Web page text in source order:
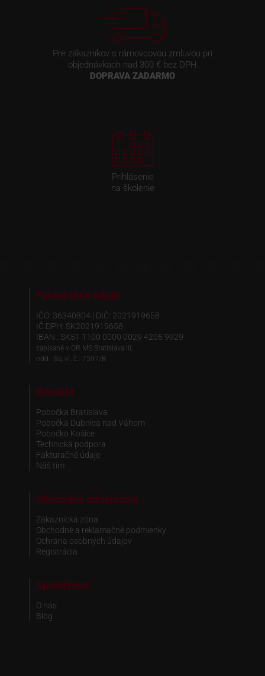
Pre zákazníkov s rámovcovou zmluvou pri
objednávkach nad 300 € bez DPH
DOPRAVA ZADARMO
Prihlásenie
na školenie
Fakturačné údaje
IČO: 36340804 | DIČ: 2021919658
IČ DPH: SK2021919658
IBAN : SK51 1100 0000 0029 4205 9929
zapísané v OR MS Bratislava III,
odd.: Sa, vl. č.: 7597/B
Kontakt
Pobočka Bratislava
Pobočka Dubnica nad Váhom
Pobočka Košice
Technická podpora
Fakturačné údaje
Náš tím
Obchodné informácie
Zákaznická zóna
Obchodné a reklamačné podmienky
Ochrana osobných údajov
Registrácia
Spoločnosť
O nás
Blog